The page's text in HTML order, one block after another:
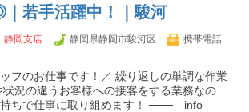
｜若手活躍中！｜駿河
岡支店 静岡県静岡市駿河区
携帯電話
フのお仕事です！／ 繰り返しの単調な作業
況の違うお客様への接客をする業務なの
持ちで仕事に取り組めます！ ─── info